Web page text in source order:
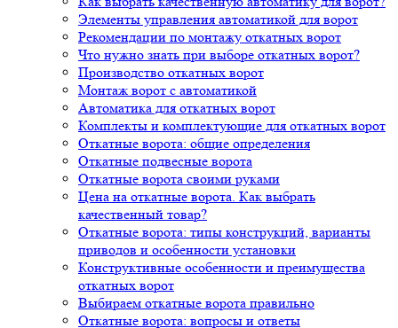
Элементы управления автоматикой для ворот
Рекомендации по монтажу откатных ворот
Что нужно знать при выборе откатных ворот?
Производство откатных ворот
Монтаж ворот с автоматикой
Автоматика для откатных ворот
Комплекты и комплектующие для откатных ворот
Откатные ворота: общие определения
Откатные подвесные ворота
Откатные ворота своими руками
Цена на откатные ворота. Как выбрать
качественный товар?
Откатные ворота: типы конструкций, варианты
приводов и особенности установки
Конструктивные особенности и преимущества
откатных ворот
Выбираем откатные ворота правильно
Откатные ворота: вопросы и ответы